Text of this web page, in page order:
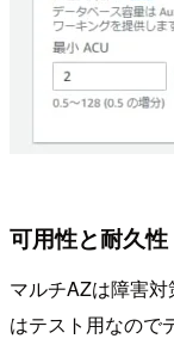
可用性と耐久性
マルチAZは障害
はテスト用なので